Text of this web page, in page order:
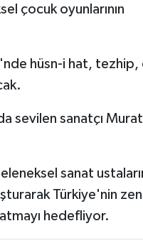
çocuk oyunlarının
hüsn-i hat, tezhip,
sevilen sanatçı
sanat
Türkiye'nin
hedefliyor.